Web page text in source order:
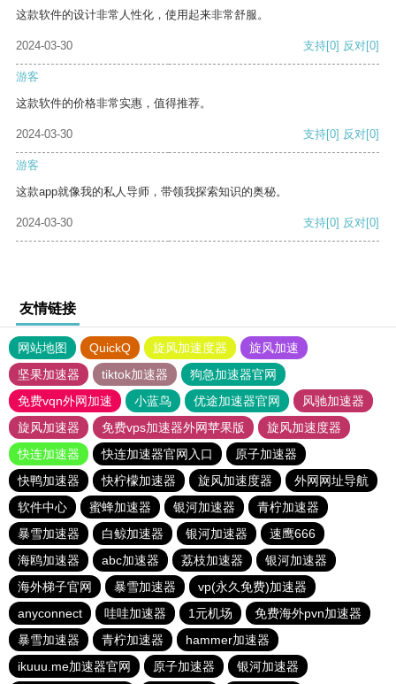
这款软件的设计非常人性化，使用起来非常舒服。
2024-03-30 支持[0] 反对[0]
游客
这款软件的价格非常实惠，值得推荐。
2024-03-30 支持[0] 反对[0]
游客
这款app就像我的私人导师，带领我探索知识的奥秘。
2024-03-30 支持[0] 反对[0]
友情链接
网站地图 QuickQ 旋风加速度器
旋风加速
坚果加速器
tiktok加速器
狗急加速器官网
免费vqn外网加速
小蓝鸟 优途加速器官网
风驰加速器
旋风加速器
免费vps加速器外网苹果版
旋风加速度器
快连加速器
快连加速器官网入口
原子加速器
快鸭加速器
快柠檬加速器 旋风加速度器
外网网址导航
软件中心
蜜蜂加速器 银河加速器
青柠加速器
暴雪加速器
白鲸加速器 银河加速器
速鹰666
海鸥加速器
abc加速器 荔枝加速器
银河加速器
海外梯子官网
暴雪加速器
vp(永久免费)加速器
anyconnect
哇哇加速器 1元机场
免费海外pvn加速器
暴雪加速器
青柠加速器
hammer加速器
ikuuu.me加速器官网
原子加速器 银河加速器